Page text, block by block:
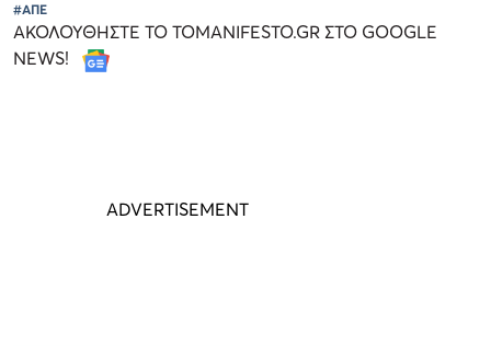
#ΑΠΕ
ΑΚΟΛΟΥΘΗΣΤΕ ΤΟ TOMANIFESTO.GR ΣΤΟ GOOGLE
NEWS!